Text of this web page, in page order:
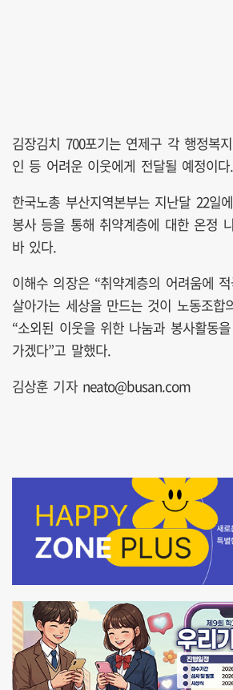
김장김치 700포기는 연제구 각 행정복
인 등 어려운 이웃에게 전달될 예정이다.
한국노총 부산지역본부는 지난달 22일
봉사 등을 통해 취약계층에 대한 온정
바 있다.
이해수 의장은 “취약계층의 어려움에
살아가는 세상을 만드는 것이 노동조합
“소외된 이웃을 위한 나눔과 봉사활동
가겠다”고 말했다.
김상훈 기자 neato@busan.com